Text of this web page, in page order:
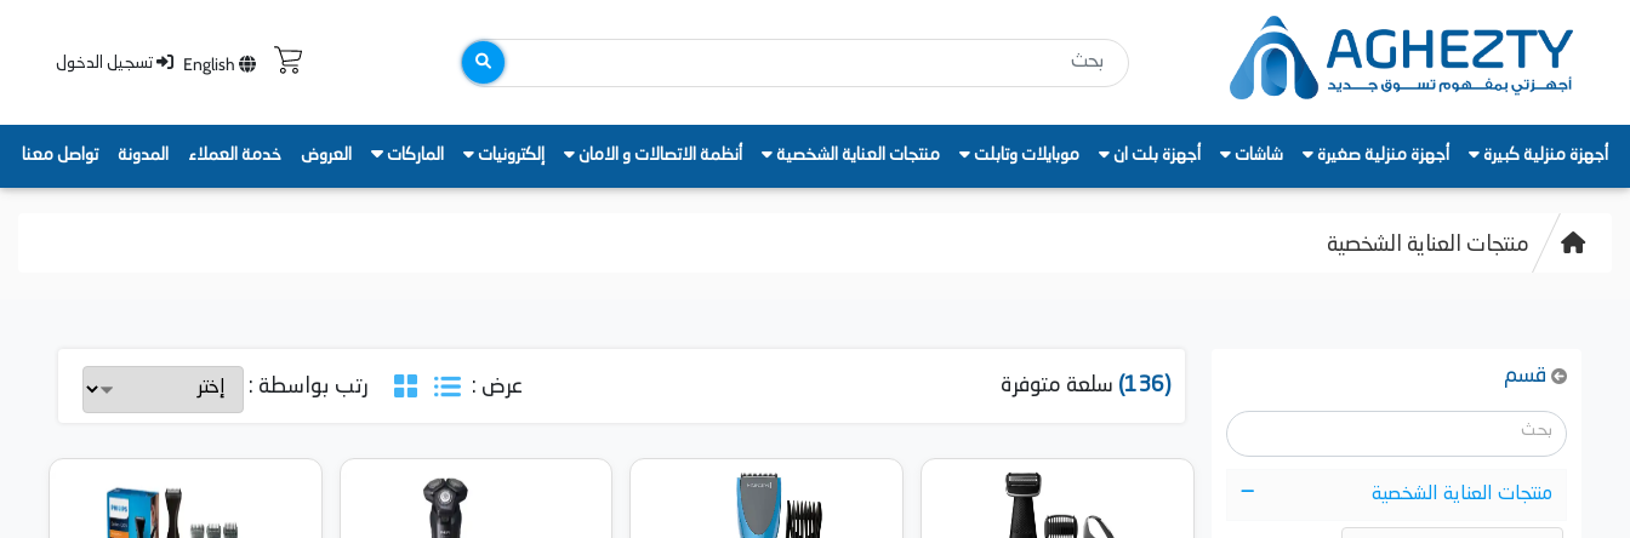
English تسجيل الدخول
أجهزة منزلية كبيرة أجهزة منزلية صغيرة شاشات أجهزة بلت ان موبايلات وتابلت منتجات العناية الشخصية أنظمة الاتصالات و الامان إلكترونيات الماركات العروض خدمة العملاء المدونة تواصل معنا
منتجات العناية الشخصية
قسم
منتجات العناية الشخصية
(136) سلعة متوفرة عرض : رتب بواسطة :